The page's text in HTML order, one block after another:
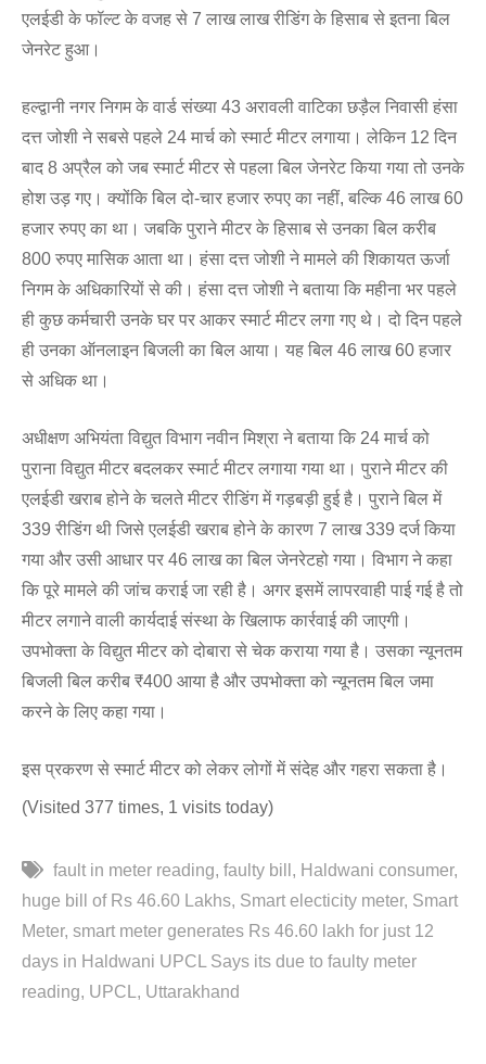
एलईडी के फॉल्ट के वजह से 7 लाख लाख रीडिंग के हिसाब से इतना बिल
जेनरेट हुआ।
हल्द्वानी नगर निगम के वार्ड संख्या 43 अरावली वाटिका छड़ैल निवासी हंसा
दत्त जोशी ने सबसे पहले 24 मार्च को स्मार्ट मीटर लगाया। लेकिन 12 दिन
बाद 8 अप्रैल को जब स्मार्ट मीटर से पहला बिल जेनरेट किया गया तो उनके
होश उड़ गए। क्योंकि बिल दो-चार हजार रुपए का नहीं, बल्कि 46 लाख 60
हजार रुपए का था। जबकि पुराने मीटर के हिसाब से उनका बिल करीब
800 रुपए मासिक आता था। हंसा दत्त जोशी ने मामले की शिकायत ऊर्जा
निगम के अधिकारियों से की। हंसा दत्त जोशी ने बताया कि महीना भर पहले
ही कुछ कर्मचारी उनके घर पर आकर स्मार्ट मीटर लगा गए थे। दो दिन पहले
ही उनका ऑनलाइन बिजली का बिल आया। यह बिल 46 लाख 60 हजार
से अधिक था।
अधीक्षण अभियंता विद्युत विभाग नवीन मिश्रा ने बताया कि 24 मार्च को
पुराना विद्युत मीटर बदलकर स्मार्ट मीटर लगाया गया था। पुराने मीटर की
एलईडी खराब होने के चलते मीटर रीडिंग में गड़बड़ी हुई है। पुराने बिल में
339 रीडिंग थी जिसे एलईडी खराब होने के कारण 7 लाख 339 दर्ज किया
गया और उसी आधार पर 46 लाख का बिल जेनरेटहो गया। विभाग ने कहा
कि पूरे मामले की जांच कराई जा रही है। अगर इसमें लापरवाही पाई गई है तो
मीटर लगाने वाली कार्यदाई संस्था के खिलाफ कार्रवाई की जाएगी।
उपभोक्ता के विद्युत मीटर को दोबारा से चेक कराया गया है। उसका न्यूनतम
बिजली बिल करीब ₹400 आया है और उपभोक्ता को न्यूनतम बिल जमा
करने के लिए कहा गया।
इस प्रकरण से स्मार्ट मीटर को लेकर लोगों में संदेह और गहरा सकता है।
(Visited 377 times, 1 visits today)
fault in meter reading faulty bill
Haldwani consumer
huge bill of Rs 46.60 Lakhs Smart electicity meter Smart
Meter smart meter generates Rs 46.60 lakh for just 12
days in Haldwani UPCL Says its due to faulty meter
reading UPCL Uttarakhand